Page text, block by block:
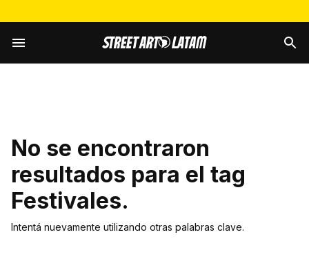
No se encontraron
resultados para el tag
Festivales.
Intentá nuevamente utilizando otras palabras clave.